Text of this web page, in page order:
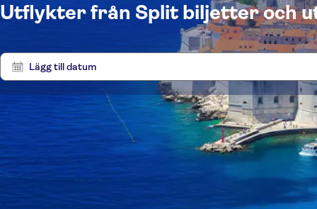
Utflykter från Split biljetter och
Lägg till datum
Pris (vuxen)
Upphämtning på hotell
NO-PICKUP
Alternativ
Omedelbar bekräftelse
Gratis avbokning
Utflykter & dagsturer
Språk på utflykten